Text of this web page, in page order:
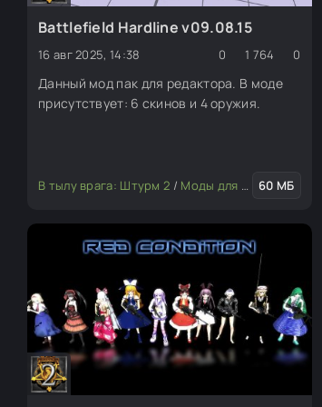
Battlefield Hardline v09.08.15
16 авг 2025, 14:38 0 1 764 0
Данный мод пак для редактора. В моде
присутствует: 6 скинов и 4 оружия.
В тылу врага: Штурм 2 / Моды для редактора 60 МБ